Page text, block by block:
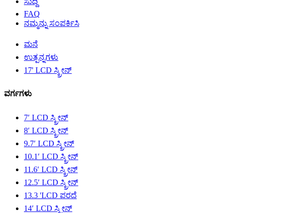
FAQ
ನಮ್ಮನ್ನು ಸಂಪರ್ಕಿಸಿ
ಮನೆ
ಉತ್ಪನ್ನಗಳು
17' LCD ಸ್ಕ್ರೀನ್
ವರ್ಗಗಳು
7′ LCD ಸ್ಕ್ರೀನ್
8′ LCD ಸ್ಕ್ರೀನ್
9.7′ LCD ಸ್ಕ್ರೀನ್
10.1′ LCD ಸ್ಕ್ರೀನ್
11.6′ LCD ಸ್ಕ್ರೀನ್
12.5′ LCD ಸ್ಕ್ರೀನ್
13.3 'LCD ಪರದೆ
14′ LCD ಸ್ಕ್ರೀನ್